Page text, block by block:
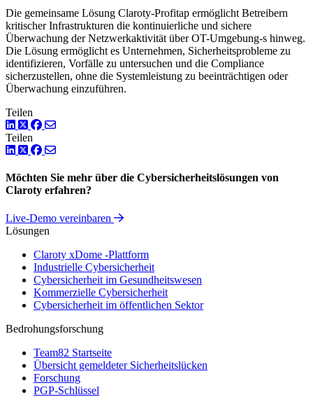
Die gemeinsame Lösung Claroty-Profitap ermöglicht Betreibern
kritischer Infrastrukturen die kontinuierliche und sichere
Überwachung der Netzwerkaktivität über OT-Umgebung-s hinweg.
Die Lösung ermöglicht es Unternehmen, Sicherheitsprobleme zu
identifizieren, Vorfälle zu untersuchen und die Compliance
sicherzustellen, ohne die Systemleistung zu beeinträchtigen oder
Überwachung einzuführen.
Teilen
LinkedIn
TwitterFacebook
Teilen
LinkedIn
TwitterFacebook
Möchten Sie mehr über die Cybersicherheitslösungen von
Claroty erfahren?
Live-Demo vereinbaren
Lösungen
Claroty xDome -Plattform
Industrielle Cybersicherheit
Cybersicherheit im Gesundheitswesen
Kommerzielle Cybersicherheit
Cybersicherheit im öffentlichen Sektor
Bedrohungsforschung
Team82 Startseite
Übersicht gemeldeter Sicherheitslücken
Forschung
PGP-Schlüssel